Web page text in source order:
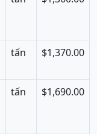
tấn $1,370.00
tấn $1,690.00